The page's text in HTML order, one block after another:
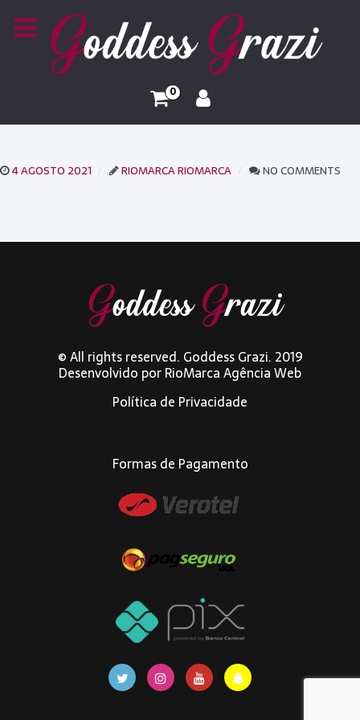
0
4 AGOSTO 2021 RIOMARCA RIOMARCA NO COMMENTS
© All rights reserved. Goddess Grazi. 2019
Desenvolvido porRioMarca Agência Web
Política de Privacidade
Formas de Pagamento